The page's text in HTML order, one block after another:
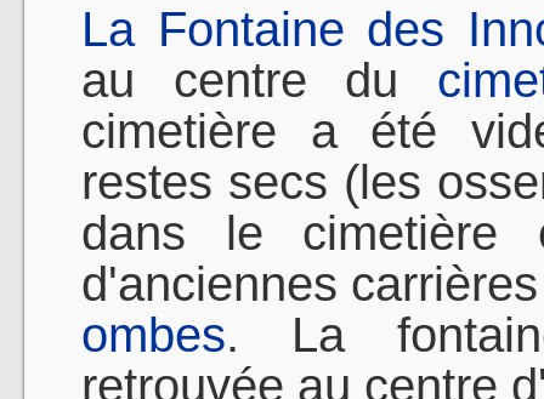
La Fontaine des
au centre du
cimetière a été
restes secs (les
dans le cimetière
d'anciennes
ombes. La
retrouvée au centre